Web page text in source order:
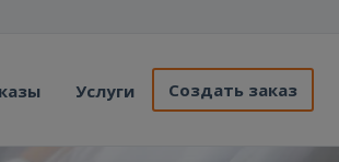
Услуги Создать заказ